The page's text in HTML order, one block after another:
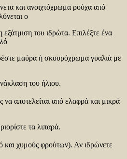
και ανοιχτόχρωμα ρούχα από
ο
του ιδρώτα. Επιλέξτε ένα
μαύρα ή σκουρόχρωμα γυαλιά με
του ήλιου.
αποτελείται από ελαφρά και μικρά
τα λιπαρά.
και χυμούς φρούτων). Αν ιδρώνετε